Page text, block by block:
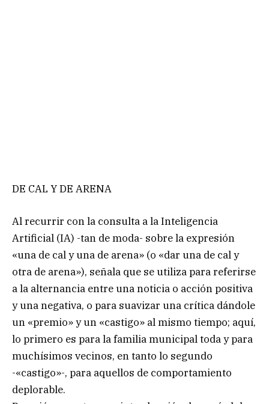
DE CAL Y DE ARENA
Al recurrir con la consulta a la Inteligencia
Artificial (IA) -tan de moda- sobre la expresión
«una de cal y una de arena» (o «dar una de cal y
otra de arena»), señala que se utiliza para referirse
a la alternancia entre una noticia o acción positiva
y una negativa, o para suavizar una crítica dándole
un «premio» y un «castigo» al mismo tiempo; aquí,
lo primero es para la familia municipal toda y para
muchísimos vecinos, en tanto lo segundo
-«castigo»-, para aquellos de comportamiento
deplorable.